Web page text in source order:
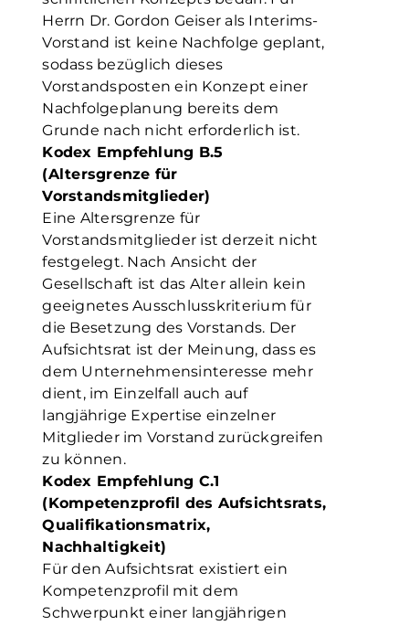
Herrn Dr. Gordon Geiser als Interims-
Vorstand ist keine Nachfolge geplant,
sodass bezüglich dieses
Vorstandsposten ein Konzept einer
Nachfolgeplanung bereits dem
Grunde nach nicht erforderlich ist.
Kodex Empfehlung B.5
(Altersgrenze für
Vorstandsmitglieder)
Eine Altersgrenze für
Vorstandsmitglieder ist derzeit nicht
festgelegt. Nach Ansicht der
Gesellschaft ist das Alter allein kein
geeignetes Ausschlusskriterium für
die Besetzung des Vorstands. Der
Aufsichtsrat ist der Meinung, dass es
dem Unternehmensinteresse mehr
dient, im Einzelfall auch auf
langjährige Expertise einzelner
Mitglieder im Vorstand zurückgreifen
zu können.
Kodex Empfehlung C.1
(Kompetenzprofil des Aufsichtsrats,
Qualifikationsmatrix,
Nachhaltigkeit)
Für den Aufsichtsrat existiert ein
Kompetenzprofil mit dem
Schwerpunkt einer langjährigen